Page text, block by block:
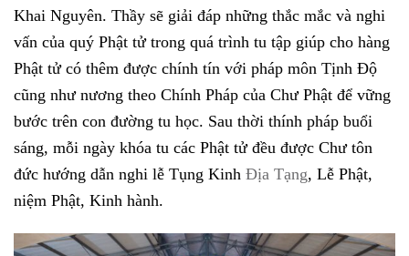
Khai Nguyên. Thầy sẽ giải đáp những thắc mắc và nghi
vấn của quý Phật tử trong quá trình tu tập giúp cho hàng
Phật tử có thêm được chính tín với pháp môn Tịnh Độ
cũng như nương theo Chính Pháp của Chư Phật để vững
bước trên con đường tu học. Sau thời thính pháp buổi
sáng, mỗi ngày khóa tu các Phật tử đều được Chư tôn
đức hướng dẫn nghi lễ Tụng Kinh Địa Tạng, Lễ Phật,
niệm Phật, Kinh hành.